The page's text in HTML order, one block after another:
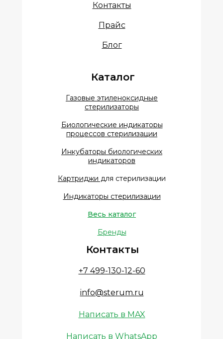
Контакты
Прайс
Блог
+7 499-130-12-60
info@sterum.ru
Написать в MAX
Написать в WhatsApp
Контакты
Каталог
Газовые этиленоксидные
стерилизаторы
Биологические индикаторы
процессов стерилизации
Инкубаторы биологических
индикаторов
Картриджи для стерилизации
Индикаторы стерилизации
Весь каталог
Бренды